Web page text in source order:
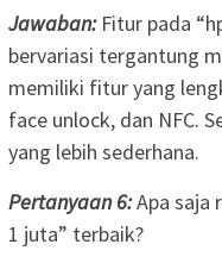
Jawaban:Fitur pada
bervariasi tergantung
memiliki fitur yang
face unlock, dan NFC.
yang lebih sederhana.
Pertanyaan 6:Apa saja
1 juta” terbaik?